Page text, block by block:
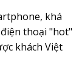
khá
thoại "hot"
khách Việt